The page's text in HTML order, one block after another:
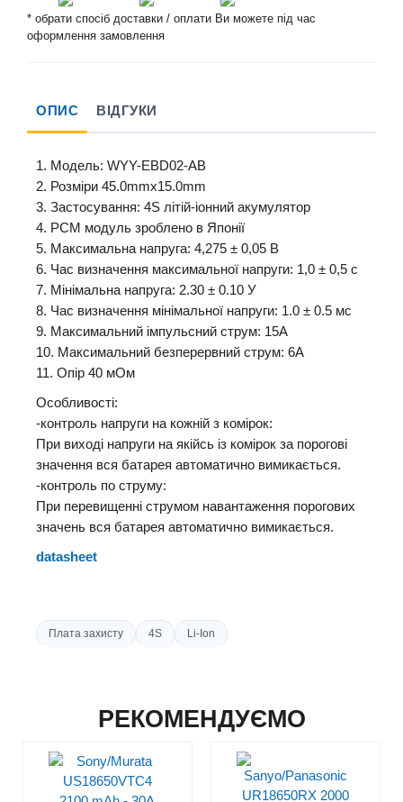
* обрати спосіб доставки / оплати Ви можете під час
оформлення замовлення
ОПИС ВІДГУКИ
1. Модель: WYY-EBD02-AB
2. Розміри 45.0mmx15.0mm
3. Застосування: 4S літій-іонний акумулятор
4. PCM модуль зроблено в Японії
5. Максимальна напруга: 4,275 ± 0,05 В
6. Час визначення максимальної напруги: 1,0 ± 0,5 с
7. Мінімальна напруга: 2.30 ± 0.10 У
8. Час визначення мінімальної напруги: 1.0 ± 0.5 мс
9. Максимальний імпульсний струм: 15A
10. Максимальний безперервний струм: 6A
11. Опір 40 мОм
Особливості:
-контроль напруги на кожній з комірок:
При виході напруги на якійсь із комірок за порогові
значення вся батарея автоматично вимикається.
-контроль по струму:
При перевищенні струмом навантаження порогових
значень вся батарея автоматично вимикається.
datasheet
Плата захисту 4S Li-Ion
РЕКОМЕНДУЄМО